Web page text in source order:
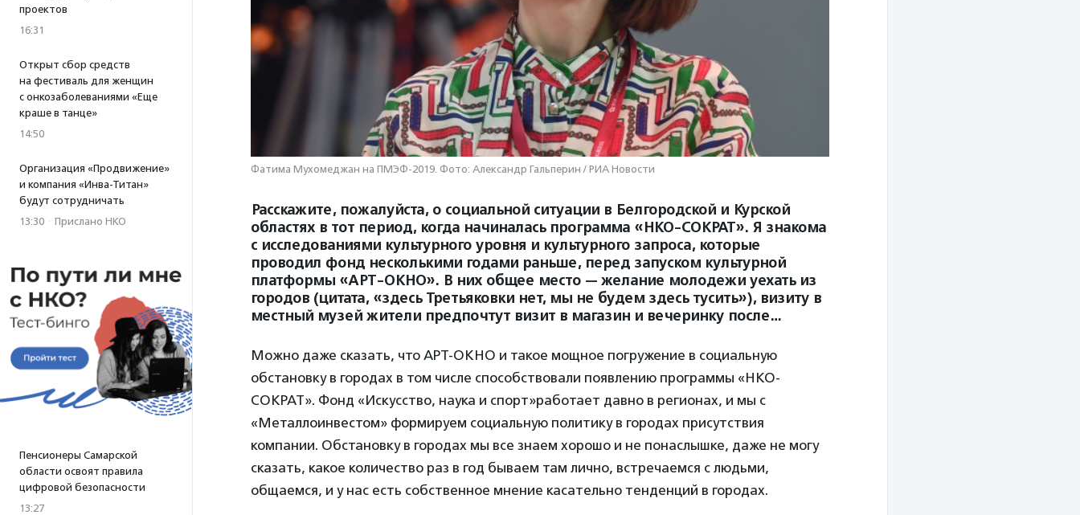
проектов
16:31
Открыт сбор средств
на фестиваль для женщин
с онкозаболеваниями «Еще
краше в танце»
14:50
Организация «Продвижение»
и компания «Инва-Титан»
будут сотрудничать
13:30 · Прислано НКО
Пенсионеры Самарской
области освоят правила
цифровой безопасности
13:27
Фатима Мухомеджан на ПМЭФ-2019. Фото: Александр Гальперин / РИА Новости
Расскажите, пожалуйста, о социальной ситуации в Белгородской и Курской
областях в тот период, когда начиналась программа «НКО-СОКРАТ». Я знакома
с исследованиями культурного уровня и культурного запроса, которые
проводил фонд несколькими годами раньше, перед запуском культурной
платформы «АРТ-ОКНО». В них общее место — желание молодежи уехать из
городов (цитата, «здесь Третьяковки нет, мы не будем здесь тусить»), визиту в
местный музей жители предпочтут визит в магазин и вечеринку после…
Можно даже сказать, что АРТ-ОКНО и такое мощное погружение в социальную
обстановку в городах в том числе способствовали появлению программы «НКО-
СОКРАТ». Фонд «Искусство, наука и спорт»работает давно в регионах, и мы с
«Металлоинвестом» формируем социальную политику в городах присутствия
компании. Обстановку в городах мы все знаем хорошо и не понаслышке, даже не могу
сказать, какое количество раз в год бываем там лично, встречаемся с людьми,
общаемся, и у нас есть собственное мнение касательно тенденций в городах.